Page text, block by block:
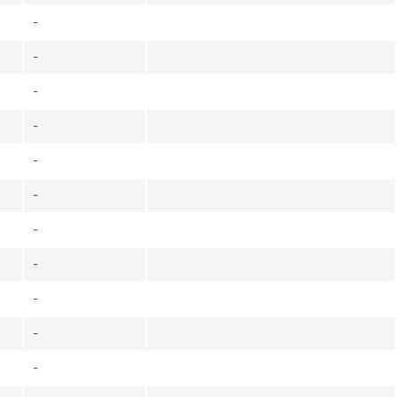
-
-
-
-
-
-
-
-
-
-
-